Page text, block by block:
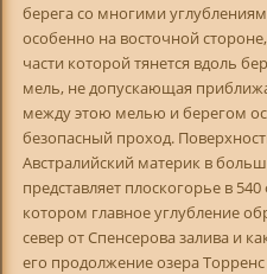
берега со многими
особенно на восточной
части которой тянется вдоль
мель, не допускающая
между этою мелью и берегом
безопасный проход.
Австралийский материк в
представляет плоскогорье в
котором главное углубление
север от Спенсерова залива и
его продолжение озера